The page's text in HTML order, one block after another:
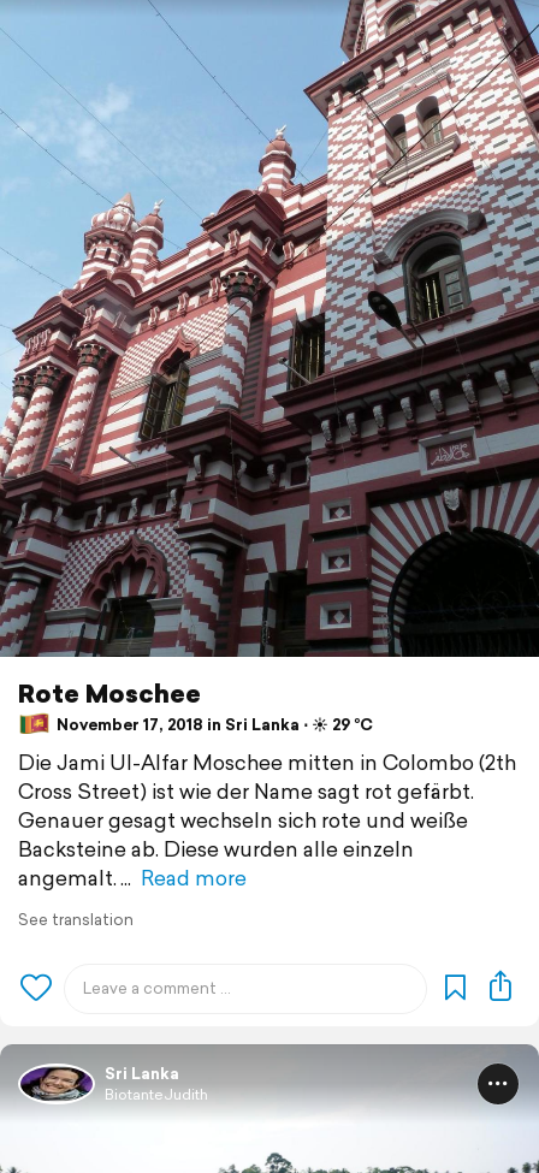
Rote Moschee
November 17, 2018 in Sri Lanka ⋅ ☀️ 29 °C
Die Jami Ul-Alfar Moschee mitten in Colombo (2th
Cross Street) ist wie der Name sagt rot gefärbt.
Genauer gesagt wechseln sich rote und weiße
Backsteine ab. Diese wurden alle einzeln
angemalt.
Read more
See translation
Sri Lanka
BiotanteJudith